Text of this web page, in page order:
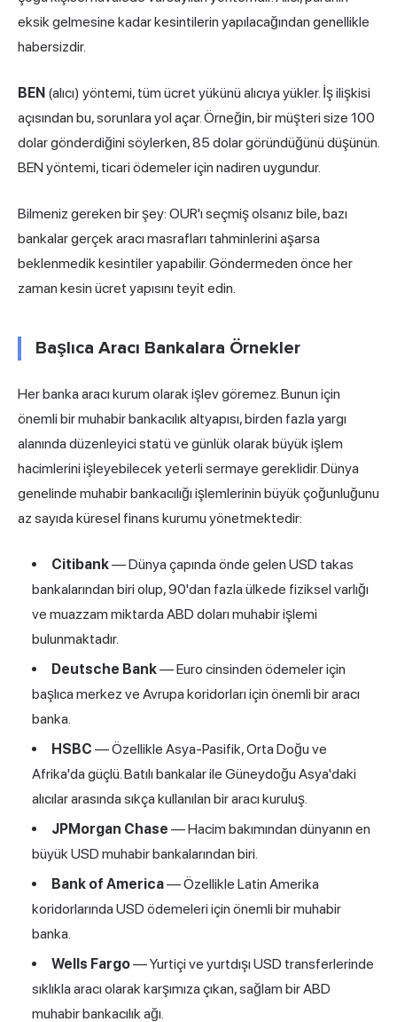
eksik gelmesine kadar kesintilerin yapılacağından genellikle
habersizdir.
BEN (alıcı) yöntemi, tüm ücret yükünü alıcıya yükler. İş ilişkisi
açısından bu, sorunlara yol açar. Örneğin, bir müşteri size 100
dolar gönderdiğini söylerken, 85 dolar göründüğünü düşünün.
BEN yöntemi, ticari ödemeler için nadiren uygundur.
Bilmeniz gereken bir şey: OUR'ı seçmiş olsanız bile, bazı
bankalar gerçek aracı masrafları tahminlerini aşarsa
beklenmedik kesintiler yapabilir. Göndermeden önce her
zaman kesin ücret yapısını teyit edin.
Başlıca Aracı Bankalara Örnekler
Her banka aracı kurum olarak işlev göremez. Bunun için
önemli bir muhabir bankacılık altyapısı, birden fazla yargı
alanında düzenleyici statü ve günlük olarak büyük işlem
hacimlerini işleyebilecek yeterli sermaye gereklidir. Dünya
genelinde muhabir bankacılığı işlemlerinin büyük çoğunluğunu
az sayıda küresel finans kurumu yönetmektedir:
Citibank— Dünya çapında önde gelen USD takas
bankalarından biri olup, 90'dan fazla ülkede fiziksel varlığı
ve muazzam miktarda ABD doları muhabir işlemi
bulunmaktadır.
Deutsche Bank— Euro cinsinden ödemeler için
başlıca merkez ve Avrupa koridorları için önemli bir aracı
banka.
HSBC — Özellikle Asya-Pasifik, Orta Doğu ve
Afrika'da güçlü. Batılı bankalar ile Güneydoğu Asya'daki
alıcılar arasında sıkça kullanılan bir aracı kuruluş.
JPMorgan Chase — Hacim bakımından dünyanın en
büyük USD muhabir bankalarından biri.
Bank of America— Özellikle Latin Amerika
koridorlarında USD ödemeleri için önemli bir muhabir
banka.
Wells Fargo— Yurtiçi ve yurtdışı USD transferlerinde
sıklıkla aracı olarak karşımıza çıkan, sağlam bir ABD
muhabir bankacılık ağı.